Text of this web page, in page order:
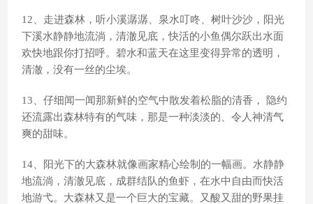
12、走进森林，听小溪潺潺、泉水叮咚、树叶沙沙，阳光
下溪水静静地流淌，清澈见底，快活的小鱼偶尔跃出水面
欢快地跟你打招呼。碧水和蓝天在这里变得异常的透明，
清澈，没有一丝的尘埃。
13、仔细闻一闻那新鲜的空气中散发着松脂的清香， 隐约
还流露出森林特有的气味，那是一种淡淡的、令人神清气
爽的甜味。
14、阳光下的大森林就像画家精心绘制的一幅画。水静静
地流淌，清澈见底，成群结队的鱼虾，在水中自由而快活
地游弋。大森林又是一个巨大的宝藏。又酸又甜的野果挂